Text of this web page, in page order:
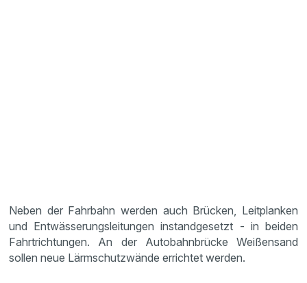
Neben der Fahrbahn werden auch Brücken, Leitplanken
und Entwässerungsleitungen instandgesetzt - in beiden
Fahrtrichtungen. An der Autobahnbrücke Weißensand
sollen neue Lärmschutzwände errichtet werden.